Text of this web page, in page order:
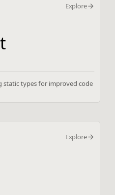
Explore
static types for improved code
Explore